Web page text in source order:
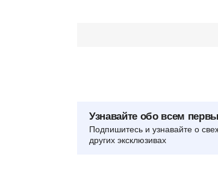
Узнавайте обо всем
Подпишитесь и узнавайте о
других эксклюзивах